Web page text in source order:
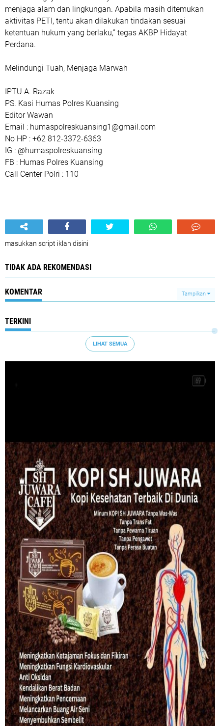
menjaga alam dan lingkungan. Apabila masih ditemukan
aktivitas PETI, tentu akan dilakukan tindakan sesuai
ketentuan hukum yang berlaku,” tegas AKBP Hidayat
Perdana.
Melindungi Tuah, Menjaga Marwah
IPTU A. Razak
PS. Kasi Humas Polres Kuansing
Editor Wawan
Email : humaspolreskuansing1@gmail.com
No HP : +62 812-3372-6363
IG : @humaspolreskuansing
FB : Humas Polres Kuansing
Call Center Polri : 110
masukkan script iklan disini
TIDAK ADA REKOMENDASI
KOMENTAR Tampilkan
TERKINI
LIHAT SEMUA